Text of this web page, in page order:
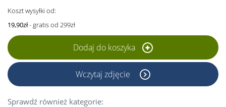
Koszt wysyłki od:
19,90zł- gratis od 299zł
Dodaj do koszyka
Wczytaj zdjęcie
Sprawdź również kategorie: